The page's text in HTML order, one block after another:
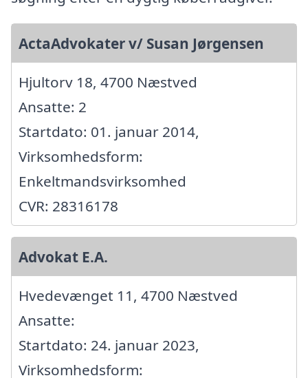
ActaAdvokater v/ Susan Jørgensen
Hjultorv 18, 4700 Næstved
Ansatte: 2
Startdato: 01. januar 2014,
Virksomhedsform:
Enkeltmandsvirksomhed
CVR: 28316178
Advokat E.A.
Hvedevænget 11, 4700 Næstved
Ansatte:
Startdato: 24. januar 2023,
Virksomhedsform: